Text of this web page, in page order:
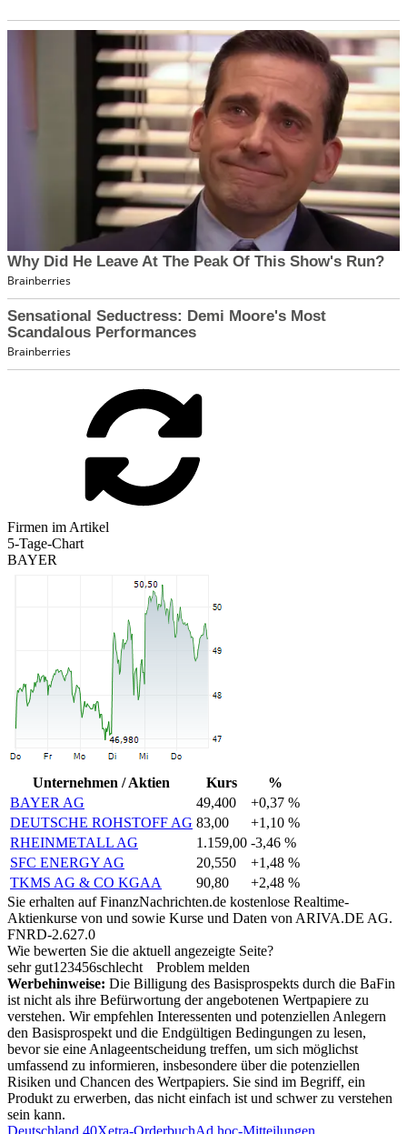
Firmen im Artikel
5-Tage-Chart
BAYER
Unternehmen / Aktien Kurs
%
BAYER AG
49,400
+0,37 %
DEUTSCHE ROHSTOFF AG 83,00
+1,10 %
RHEINMETALL AG
1.159,00 -3,46 %
SFC ENERGY AG
20,550
+1,48 %
TKMS AG & CO KGAA
90,80
+2,48 %
Sie erhalten auf FinanzNachrichten.de kostenlose Realtime-
Aktienkurse von und sowie Kurse und Daten von ARIVA.DE AG.
FNRD-2.627.0
Wie bewerten Sie die aktuell angezeigte Seite?
sehr gut1 23456schlecht
Problem melden
Werbehinweise: Die Billigung des Basisprospekts durch die BaFin
ist nicht als ihre Befürwortung der angebotenen Wertpapiere zu
verstehen. Wir empfehlen Interessenten und potenziellen Anlegern
den Basisprospekt und die Endgültigen Bedingungen zu lesen,
bevor sie eine Anlageentscheidung treffen, um sich möglichst
umfassend zu informieren, insbesondere über die potenziellen
Risiken und Chancen des Wertpapiers. Sie sind im Begriff, ein
Produkt zu erwerben, das nicht einfach ist und schwer zu verstehen
sein kann.
Deutschland 40Xetra-OrderbuchAd hoc-Mitteilungen